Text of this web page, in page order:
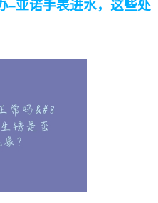
–亚诺手表进水，这些处